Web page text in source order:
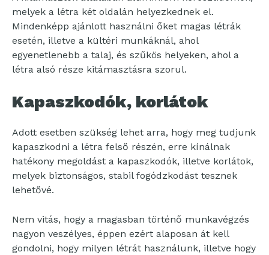
melyek a létra két oldalán helyezkednek el.
Mindenképp ajánlott használni őket magas létrák
esetén, illetve a kültéri munkáknál, ahol
egyenetlenebb a talaj, és szűkös helyeken, ahol a
létra alsó része kitámasztásra szorul.
Kapaszkodók, korlátok
Adott esetben szükség lehet arra, hogy meg tudjunk
kapaszkodni a létra felső részén, erre kínálnak
hatékony megoldást a kapaszkodók, illetve korlátok,
melyek biztonságos, stabil fogódzkodást tesznek
lehetővé.
Nem vitás, hogy a magasban történő munkavégzés
nagyon veszélyes, éppen ezért alaposan át kell
gondolni, hogy milyen létrát használunk, illetve hogy